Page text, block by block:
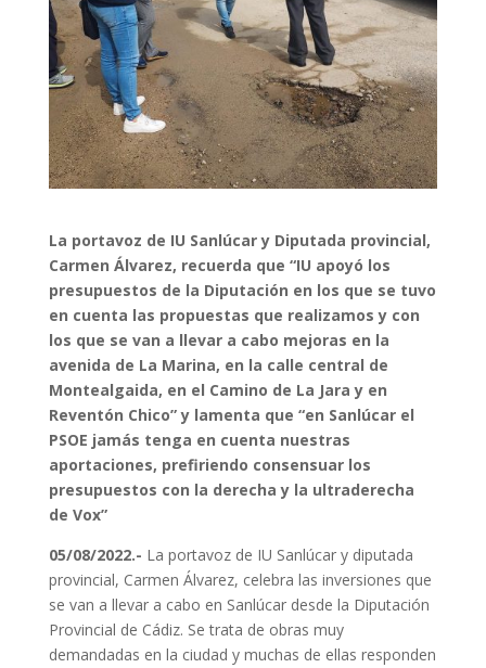
La portavoz de IU Sanlúcar y Diputada provincial,
Carmen Álvarez, recuerda que “IU apoyó los
presupuestos de la Diputación en los que se tuvo
en cuenta las propuestas que realizamos y con
los que se van a llevar a cabo mejoras en la
avenida de La Marina, en la calle central de
Montealgaida, en el Camino de La Jara y en
Reventón Chico” y lamenta que “en Sanlúcar el
PSOE jamás tenga en cuenta nuestras
aportaciones, prefiriendo consensuar los
presupuestos con la derecha y la ultraderecha
de Vox”
05/08/2022.- La portavoz de IU Sanlúcar y diputada
provincial, Carmen Álvarez, celebra las inversiones que
se van a llevar a cabo en Sanlúcar desde la Diputación
Provincial de Cádiz. Se trata de obras muy
demandadas en la ciudad y muchas de ellas responden